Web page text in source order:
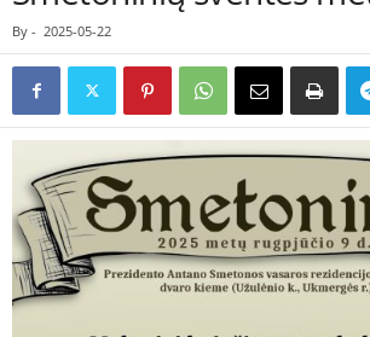
By - 2025-05-22